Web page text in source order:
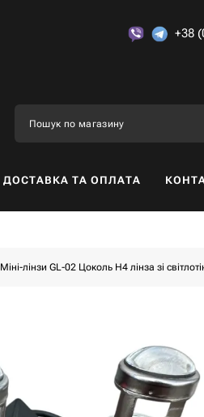
+38
ДОСТАВКА ТА ОПЛАТА
Міні-лінзи GL-02 Цоколь H4 лінза зі